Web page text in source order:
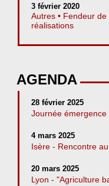
3 février 2020
Autres • Fendeur
réalisations
AGENDA
28 février 2025
Journée émergence
4 mars 2025
Isère - Rencontre
20 mars 2025
Lyon - "Agriculture